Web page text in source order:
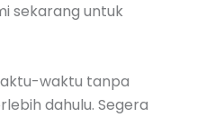
sekarang untuk
waktu tanpa
dahulu. Segera